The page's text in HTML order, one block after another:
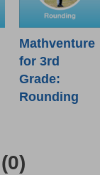
Mathventure
for 3rd
Grade:
Rounding
(0)